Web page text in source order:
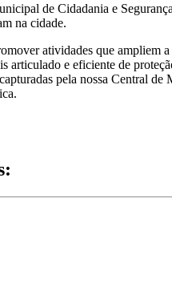
de Cidadania e
na cidade.
atividades que ampliem
articulado e eficiente de
pela nossa Central